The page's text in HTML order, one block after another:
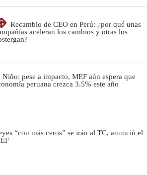
Recambio de CEO en Perú: ¿por qué unas
aceleran los cambios y otras los
Niño: pese a impacto, MEF aún espera que
peruana crezca 3.5% este año
“con más ceros” se irán al TC, anunció el